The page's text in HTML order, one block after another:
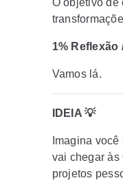
O objetivo de
1% Reflexão
Vamos lá.
IDEIA 💡
Imagina
vai chegar às
projetos